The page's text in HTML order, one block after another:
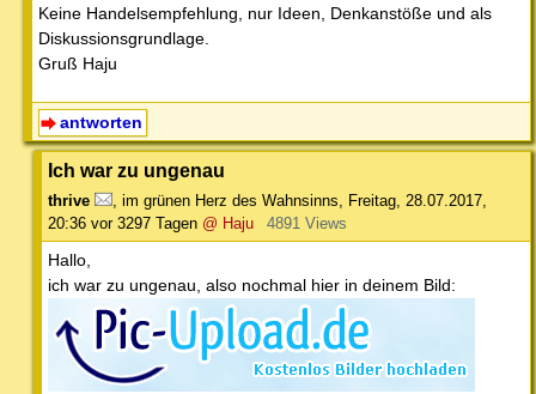
Keine Handelsempfehlung, nur Ideen, Denkanstöße und als
Diskussionsgrundlage.
Gruß Haju
antworten
Ich war zu ungenau
thrive im grünen Herz des Wahnsinns
Freitag, 28.07.2017,
20:36 vor 3297 Tagen @ Haju 4891 Views
Hallo,
ich war zu ungenau, also nochmal hier in deinem Bild: